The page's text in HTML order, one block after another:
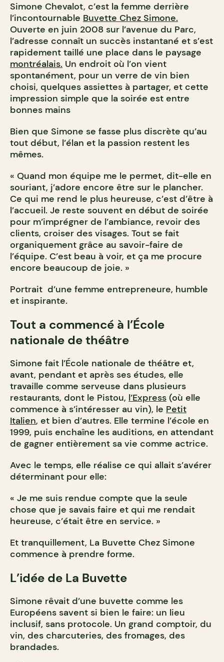
Simone Chevalot, c’est la femme derrière
l’incontournable Buvette Chez Simone.
Ouverte en juin 2008 sur l’avenue du Parc,
l’adresse connaît un succès instantané et s’est
rapidement taillé une place dans le paysage
montréalais. Un endroit où l’on vient
spontanément, pour un verre de vin bien
choisi, quelques assiettes à partager, et cette
impression simple que la soirée est entre
bonnes mains
Bien que Simone se fasse plus discrète qu’au
tout début, l’élan et la passion restent les
mêmes.
« Quand mon équipe me le permet, dit-elle en
souriant, j’adore encore être sur le plancher.
Ce qui me rend le plus heureuse, c’est d’être à
l’accueil. Je reste souvent en début de soirée
pour m’imprégner de l’ambiance, revoir des
clients, croiser des visages. Tout se fait
organiquement grâce au savoir-faire de
l’équipe. C’est beau à voir, et ça me procure
encore beaucoup de joie. »
Portrait d’une femme entrepreneure, humble
et inspirante.
Tout a commencé à l’École
nationale de théâtre
Simone fait l’École nationale de théâtre et,
avant, pendant et après ses études, elle
travaille comme serveuse dans plusieurs
restaurants, dont le Pistou, l’Express (où elle
commence à s’intéresser au vin), le Petit
Italien, et bien d’autres. Elle termine l’école en
1999, puis enchaîne les auditions, en attendant
de gagner entièrement sa vie comme actrice.
Avec le temps, elle réalise ce qui allait s’avérer
déterminant pour elle:
« Je me suis rendue compte que la seule
chose que je savais faire et qui me rendait
heureuse, c’était être en service. »
Et tranquillement, La Buvette Chez Simone
commence à prendre forme.
L’idée de La Buvette
Simone rêvait d’une buvette comme les
Européens savent si bien le faire: un lieu
inclusif, sans protocole. Un grand comptoir, du
vin, des charcuteries, des fromages, des
brandades.